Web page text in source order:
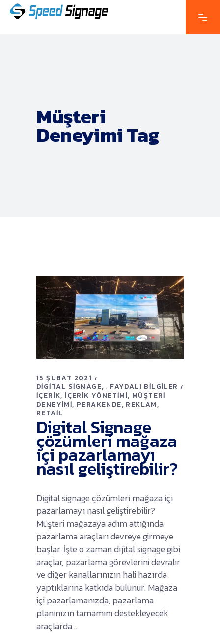
Müşteri
Deneyimi Tag
15 ŞUBAT 2021
DIGITAL SIGNAGE , FAYDALI BILGILER
İÇERIK İÇERIK YÖNETIMI MÜŞTERI
DENEYIMI PERAKENDE REKLAM
RETAIL
Digital Signage
çözümleri mağaza
içi pazarlamayı
nasıl geliştirebilir?
Digital signage çözümleri mağaza içi
pazarlamayı nasıl geliştirebilir?
Müşteri mağazaya adım attığında
pazarlama araçları devreye girmeye
başlar. İşte o zaman dijital signage gibi
araçlar, pazarlama görevlerini devralır
ve diğer kanallarınızın hali hazırda
yaptıklarına katkıda bulunur. Mağaza
içi pazarlamanızda, pazarlama
planınızın tamamını destekleyecek
araçlarda